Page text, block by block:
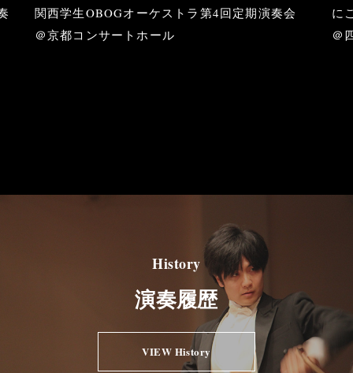
関西学生OBOGオーケストラ第4回定期演奏会
＠京都コンサートホール
に
＠
History
演奏履歴
VIEW History